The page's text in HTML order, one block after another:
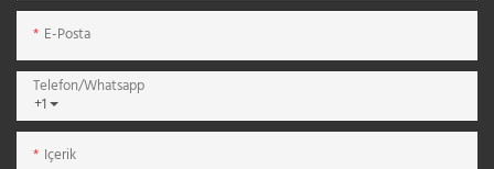
E-Posta
+1
Telefon/whatsapp
Içerik